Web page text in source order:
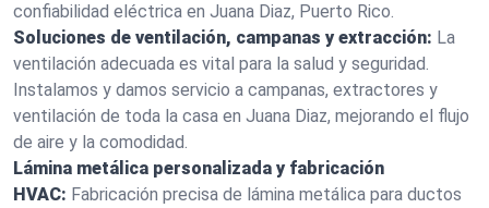
confiabilidad eléctrica en Juana Diaz, Puerto Rico.
Soluciones de ventilación, campanas y extracción: La
ventilación adecuada es vital para la salud y seguridad.
Instalamos y damos servicio a campanas, extractores y
ventilación de toda la casa en Juana Diaz, mejorando el flujo
de aire y la comodidad.
Lámina metálica personalizada y fabricación
HVAC: Fabricación precisa de lámina metálica para ductos